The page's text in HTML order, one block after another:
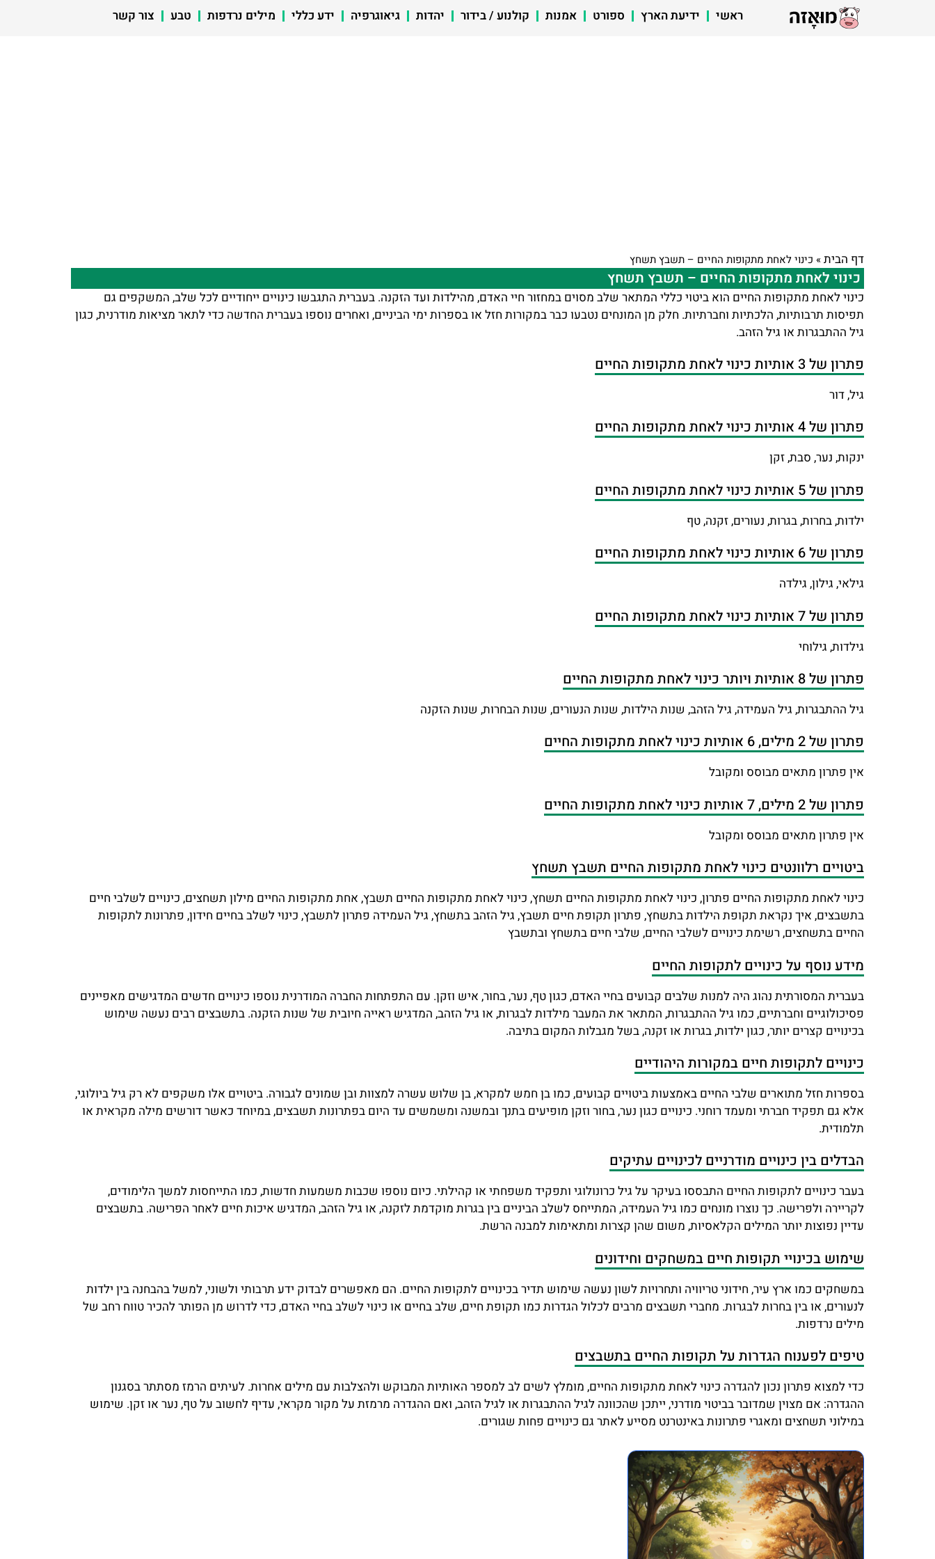
ראשי ידיעת הארץ ספורט אמנות קולנוע / בידור יהדות גיאוגרפיה ידע כללי מילים נרדפות טבע צור קשר
דף הבית» כינוי לאחת מתקופות החיים – תשבץ תשחץ
כינוי לאחת מתקופות החיים – תשבץ תשחץ
כינוי לאחת מתקופות החיים הוא ביטוי כללי המתאר שלב מסוים במחזור חיי האדם, מהילדות ועד הזקנה. בעברית התגבשו כינויים ייחודיים לכל שלב, המשקפים גם
תפיסות תרבותיות, הלכתיות וחברתיות. חלק מן המונחים נטבעו כבר במקורות חזל או בספרות ימי הביניים, ואחרים נוספו בעברית החדשה כדי לתאר מציאות מודרנית, כגון
גיל ההתבגרות או גיל הזהב.
פתרון של 3 אותיות כינוי לאחת מתקופות החיים
גיל, דור
פתרון של 4 אותיות כינוי לאחת מתקופות החיים
ינקות, נער, סבת, זקן
פתרון של 5 אותיות כינוי לאחת מתקופות החיים
ילדות, בחרות, בגרות, נעורים, זקנה, טף
פתרון של 6 אותיות כינוי לאחת מתקופות החיים
גילאי, גילון, גילדה
פתרון של 7 אותיות כינוי לאחת מתקופות החיים
גילדות, גילוחי
פתרון של 8 אותיות ויותר כינוי לאחת מתקופות החיים
גיל ההתבגרות, גיל העמידה, גיל הזהב, שנות הילדות, שנות הנעורים, שנות הבחרות, שנות הזקנה
פתרון של 2 מילים, 6 אותיות כינוי לאחת מתקופות החיים
אין פתרון מתאים מבוסס ומקובל
פתרון של 2 מילים, 7 אותיות כינוי לאחת מתקופות החיים
אין פתרון מתאים מבוסס ומקובל
ביטויים רלוונטים כינוי לאחת מתקופות החיים תשבץ תשחץ
כינוי לאחת מתקופות החיים פתרון, כינוי לאחת מתקופות החיים תשחץ, כינוי לאחת מתקופות החיים תשבץ, אחת מתקופות החיים מילון תשחצים, כינויים לשלבי חיים
בתשבצים, איך נקראת תקופת הילדות בתשחץ, פתרון תקופת חיים תשבץ, גיל הזהב בתשחץ, גיל העמידה פתרון לתשבץ, כינוי לשלב בחיים חידון, פתרונות לתקופות
החיים בתשחצים, רשימת כינויים לשלבי החיים, שלבי חיים בתשחץ ובתשבץ
מידע נוסף על כינויים לתקופות החיים
בעברית המסורתית נהוג היה למנות שלבים קבועים בחיי האדם, כגון טף, נער, בחור, איש וזקן. עם התפתחות החברה המודרנית נוספו כינויים חדשים המדגישים מאפיינים
פסיכולוגיים וחברתיים, כמו גיל ההתבגרות, המתאר את המעבר מילדות לבגרות, או גיל הזהב, המדגיש ראייה חיובית של שנות הזקנה. בתשבצים רבים נעשה שימוש
בכינויים קצרים יותר, כגון ילדות, בגרות או זקנה, בשל מגבלות המקום בתיבה.
כינויים לתקופות חיים במקורות היהודיים
בספרות חזל מתוארים שלבי החיים באמצעות ביטויים קבועים, כמו בן חמש למקרא, בן שלוש עשרה למצוות ובן שמונים לגבורה. ביטויים אלו משקפים לא רק גיל ביולוגי,
אלא גם תפקיד חברתי ומעמד רוחני. כינויים כגון נער, בחור וזקן מופיעים בתנך ובמשנה ומשמשים עד היום בפתרונות תשבצים, במיוחד כאשר דורשים מילה מקראית או
תלמודית.
הבדלים בין כינויים מודרניים לכינויים עתיקים
בעבר כינויים לתקופות החיים התבססו בעיקר על גיל כרונולוגי ותפקיד משפחתי או קהילתי. כיום נוספו שכבות משמעות חדשות, כמו התייחסות למשך הלימודים,
לקריירה ולפרישה. כך נוצרו מונחים כמו גיל העמידה, המתייחס לשלב הביניים בין בגרות מוקדמת לזקנה, או גיל הזהב, המדגיש איכות חיים לאחר הפרישה. בתשבצים
עדיין נפוצות יותר המילים הקלאסיות, משום שהן קצרות ומתאימות למבנה הרשת.
שימוש בכינויי תקופות חיים במשחקים וחידונים
במשחקים כמו ארץ עיר, חידוני טריוויה ותחרויות לשון נעשה שימוש תדיר בכינויים לתקופות החיים. הם מאפשרים לבדוק ידע תרבותי ולשוני, למשל בהבחנה בין ילדות
לנעורים, או בין בחרות לבגרות. מחברי תשבצים מרבים לכלול הגדרות כמו תקופת חיים, שלב בחיים או כינוי לשלב בחיי האדם, כדי לדרוש מן הפותר להכיר טווח רחב של
מילים נרדפות.
טיפים לפענוח הגדרות על תקופות החיים בתשבצים
כדי למצוא פתרון נכון להגדרה כינוי לאחת מתקופות החיים, מומלץ לשים לב למספר האותיות המבוקש ולהצלבות עם מילים אחרות. לעיתים הרמז מסתתר בסגנון
ההגדרה: אם מצוין שמדובר בביטוי מודרני, ייתכן שהכוונה לגיל ההתבגרות או לגיל הזהב, ואם ההגדרה מרמזת על מקור מקראי, עדיף לחשוב על טף, נער או זקן. שימוש
במילוני תשחצים ומאגרי פתרונות באינטרנט מסייע לאתר גם כינויים פחות שגורים.